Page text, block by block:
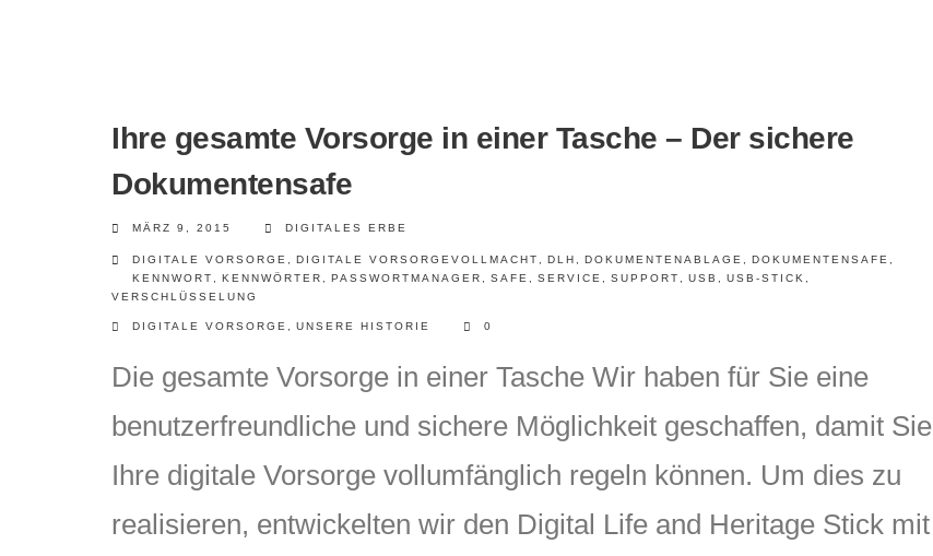
Ihre gesamte Vorsorge in einer Tasche – Der sichere
Dokumentensafe
MÄRZ 9, 2015 DIGITALES ERBE
DIGITALE VORSORGE DIGITALE VORSORGEVOLLMACHT DLH DOKUMENTENABLAGE DOKUMENTENSAFE
KENNWORT
KENNWÖRTER PASSWORTMANAGER SAFE SERVICE SUPPORT USB USB-STICK
VERSCHLÜSSELUNG
DIGITALE VORSORGE UNSERE HISTORIE 0
Die gesamte Vorsorge in einer Tasche Wir haben für Sie eine
benutzerfreundliche und sichere Möglichkeit geschaffen, damit Sie
Ihre digitale Vorsorge vollumfänglich regeln können. Um dies zu
realisieren, entwickelten wir den Digital Life and Heritage Stick mit